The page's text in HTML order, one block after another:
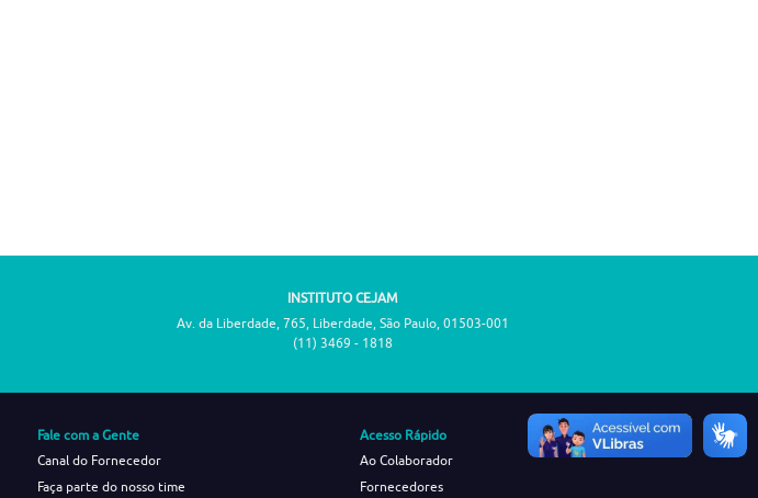
INSTITUTO CEJAM
Av. da Liberdade, 765, Liberdade, São Paulo, 01503-001
(11) 3469 - 1818
Fale com a Gente
Canal do Fornecedor
Faça parte do nosso time
Acesso Rápido
Ao Colaborador
Fornecedores